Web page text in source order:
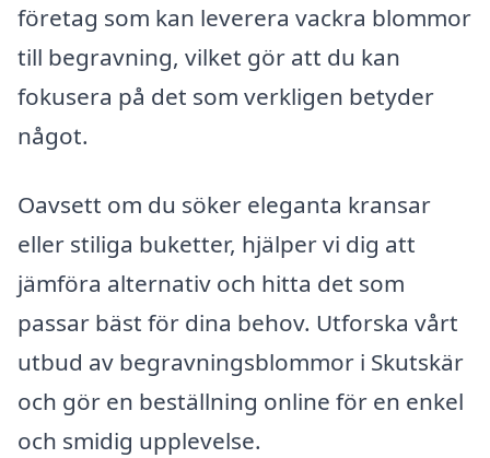
företag som kan leverera vackra blommor
till begravning, vilket gör att du kan
fokusera på det som verkligen betyder
något.
Oavsett om du söker eleganta kransar
eller stiliga buketter, hjälper vi dig att
jämföra alternativ och hitta det som
passar bäst för dina behov. Utforska vårt
utbud av begravningsblommor i Skutskär
och gör en beställning online för en enkel
och smidig upplevelse.